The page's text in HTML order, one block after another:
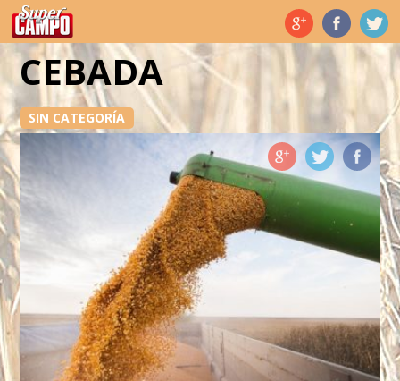
Temas de hoy
CEBADA
SIN CATEGORÍA